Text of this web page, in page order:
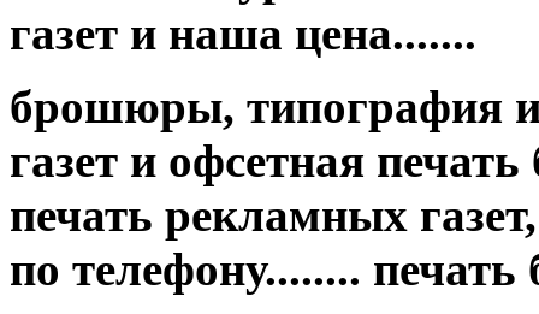
газет и наша цена.......
брошюры, типография
газет и офсетная
печать рекламных
по телефону........